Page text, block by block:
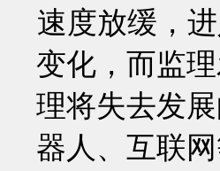
速度放缓，
变化，而监
理将失去发
器人、互联